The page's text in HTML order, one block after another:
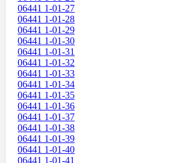
06441 1-01-27
06441 1-01-28
06441 1-01-29
06441 1-01-30
06441 1-01-31
06441 1-01-32
06441 1-01-33
06441 1-01-34
06441 1-01-35
06441 1-01-36
06441 1-01-37
06441 1-01-38
06441 1-01-39
06441 1-01-40
06441 1-01-41